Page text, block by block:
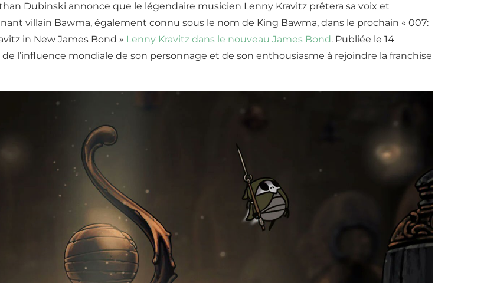
Dubinski annonce que le légendaire musicien Lenny Kravitz prêtera sa voix et
villain Bawma, également connu sous le nom de King Bawma, dans le prochain « 007:
in New James Bond » Lenny Kravitz dans le nouveau James Bond. Publiée le 14
l’influence mondiale de son personnage et de son enthousiasme à rejoindre la franchise